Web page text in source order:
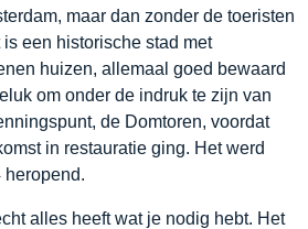
maar dan zonder de toeristen
een historische stad met
huizen, allemaal goed bewaard
om onder de indruk te zijn van
de Domtoren, voordat
in restauratie ging. Het werd
heropend.
alles heeft wat je nodig hebt. Het